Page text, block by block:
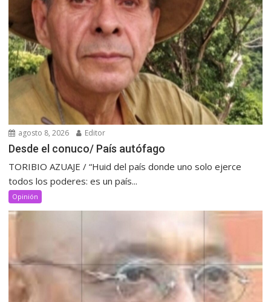
agosto 8, 2026 Editor
Desde el conuco/ País autófago
TORIBIO AZUAJE / “Huid del país donde uno solo ejerce
todos los poderes: es un país...
Opinión